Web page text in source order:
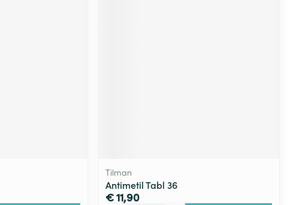
Tilman
Antimetil Tabl 36
€ 11,90